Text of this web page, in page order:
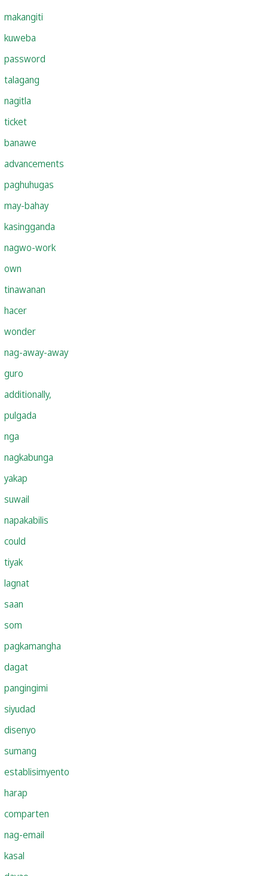
makangiti
kuweba
password
talagang
nagitla
ticket
banawe
advancements
paghuhugas
may-bahay
kasingganda
nagwo-work
own
tinawanan
hacer
wonder
nag-away-away
guro
additionally,
pulgada
nga
nagkabunga
yakap
suwail
napakabilis
could
tiyak
lagnat
saan
som
pagkamangha
dagat
pangingimi
siyudad
disenyo
sumang
establisimyento
harap
comparten
nag-email
kasal